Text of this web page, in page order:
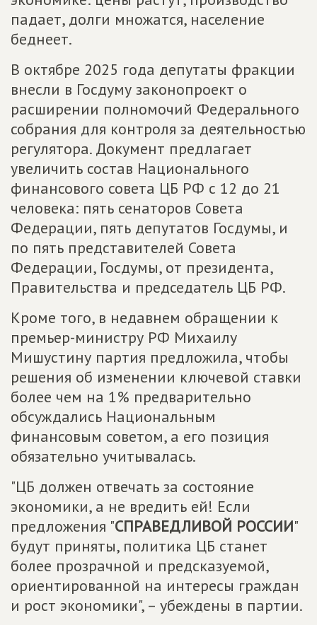
падает, долги множатся, население
беднеет.
В октябре 2025 года депутаты фракции
внесли в Госдуму законопроект о
расширении полномочий Федерального
собрания для контроля за деятельностью
регулятора. Документ предлагает
увеличить состав Национального
финансового совета ЦБ РФ с 12 до 21
человека: пять сенаторов Совета
Федерации, пять депутатов Госдумы, и
по пять представителей Совета
Федерации, Госдумы, от президента,
Правительства и председатель ЦБ РФ.
Кроме того, в недавнем обращении к
премьер-министру РФ Михаилу
Мишустину партия предложила, чтобы
решения об изменении ключевой ставки
более чем на 1% предварительно
обсуждались Национальным
финансовым советом, а его позиция
обязательно учитывалась.
"ЦБ должен отвечать за состояние
экономики, а не вредить ей! Если
предложения "СПРАВЕДЛИВОЙ РОССИИ"
будут приняты, политика ЦБ станет
более прозрачной и предсказуемой,
ориентированной на интересы граждан
и рост экономики", – убеждены в партии.